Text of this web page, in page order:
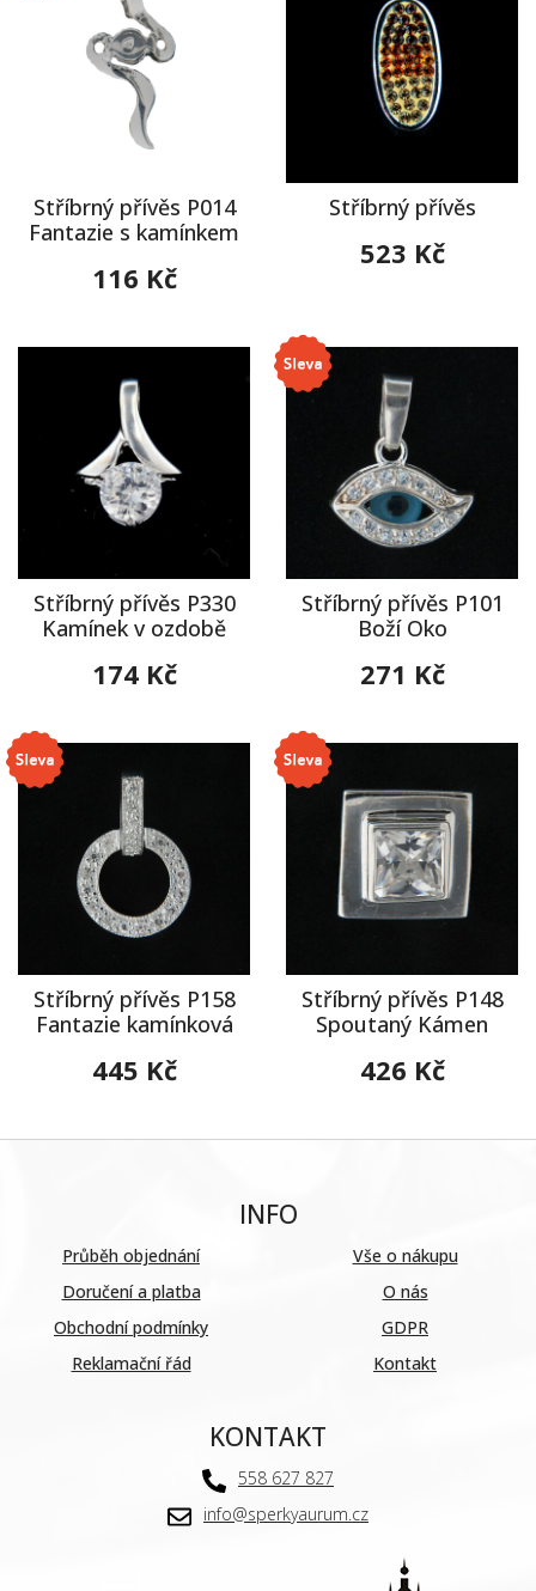
Stříbrný přívěs P014
Fantazie s kamínkem
116 Kč
Stříbrný přívěs
523 Kč
Stříbrný přívěs P330
Kamínek v ozdobě
174 Kč
Stříbrný přívěs P101
Boží Oko
271 Kč
Stříbrný přívěs P158
Fantazie kamínková
445 Kč
Stříbrný přívěs P148
Spoutaný Kámen
426 Kč
INFO
Průběh objednání
Doručení a platba
Obchodní podmínky
Reklamační řád
Vše o nákupu
O nás
GDPR
Kontakt
KONTAKT
558 627 827
info@sperkyaurum.cz